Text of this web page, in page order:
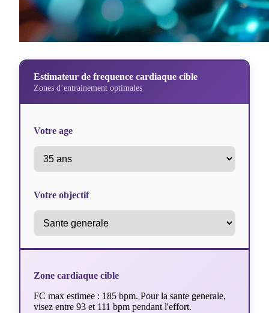
Estimateur de frequence cardiaque cible
Zones d’entrainement optimales
Votre age
Votre objectif
Zone cardiaque cible
FC max estimee : 185 bpm. Pour la sante generale,
visez entre 93 et 111 bpm pendant l'effort.